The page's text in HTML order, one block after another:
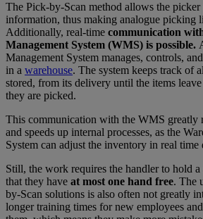
The Pick-by-Scan method allows the
information, thus making analogue picking
Additionally, real-time communication
Management System (WMS) is possible.
Management System manages, controls,
in a warehouse. The system keeps track of
stored, from its delivery until the items
they are picked.
This communication with the WMS greatly
and speeds up internal processes, as the
System can adjust the inventory in real time
Still, the work requires the handler to hold a
that they have at most one hand free. The
by-Scan solutions is also often not greatly
longer training times for new employees